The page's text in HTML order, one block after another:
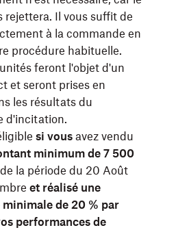
rejettera. Il vous suffit de
à la commande en
procédure habituelle.
feront l'objet d'un
et seront prises en
les résultats du
d'incitation.
si vousavez vendu
minimum de 7 500
la période du 20 Août
et réalisé une
de 20 % par
performances de